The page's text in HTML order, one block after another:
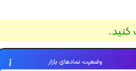
کنید.